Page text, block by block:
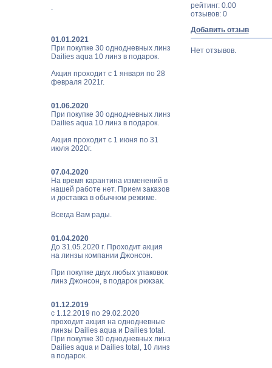
.
01.01.2021
При покупке 30 однодневных линз
Dailies aqua 10 линз в подарок.
Акция проходит с 1 января по 28
февраля 2021г.
01.06.2020
При покупке 30 однодневных линз
Dailies aqua 10 линз в подарок.
Акция проходит с 1 июня по 31
июля 2020г.
07.04.2020
На время карантина изменений в
нашей работе нет. Прием заказов
и доставка в обычном режиме.
Всегда Вам рады.
01.04.2020
До 31.05.2020 г. Проходит акция
на линзы компании Джонсон.
При покупке двух любых упаковок
линз Джонсон, в подарок рюкзак.
01.12.2019
с 1.12.2019 по 29.02.2020
проходит акция на однодневные
линзы Dailies aqua и Dailies total.
При покупке 30 однодневных линз
Dailies aqua и Dailies total, 10 линз
в подарок.
рейтинг: 0.00
отзывов: 0
Добавить отзыв
Нет отзывов.